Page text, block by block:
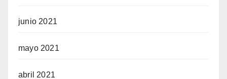
junio 2021
mayo 2021
abril 2021